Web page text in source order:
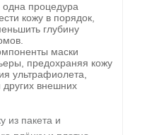
процедура
кожу в порядок,
глубину
маски
предохраняя кожу
ультрафиолета,
внешних
из пакета и